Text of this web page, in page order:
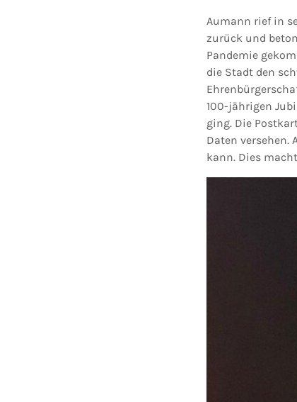
Aumann rief in
zurück und
Pandemie
die Stadt den
100-jährigen
ging. Die
Daten versehen.
kann. Dies